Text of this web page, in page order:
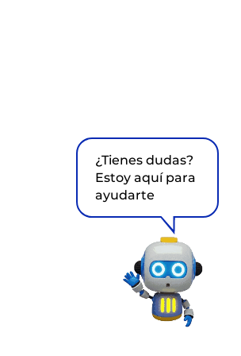
¿Tienes dudas?
Estoy aquí para
ayudarte